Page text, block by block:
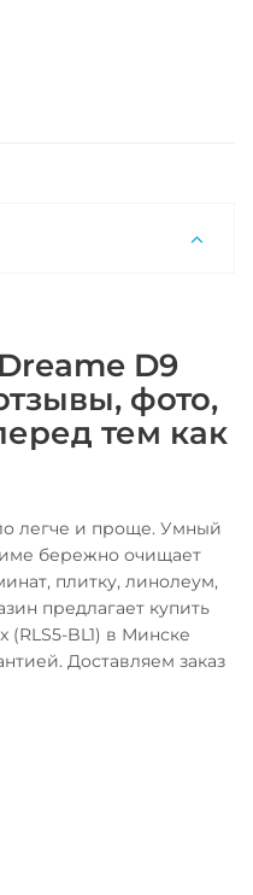
D9
фото,
тем как
легче и проще. Умный
бережно очищает
плитку, линолеум,
предлагает купить
(RLS5-BL1) в Минске
Доставляем заказ